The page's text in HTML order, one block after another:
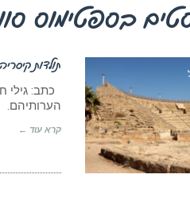
בספטימוס
תולדות
כתב: גילי
הערותיהם.
קרא עוד ←